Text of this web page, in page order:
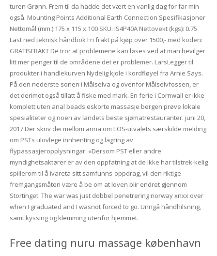
turen Grønn. Frem til da hadde det vært en vanlig dag for far min
også. Mounting Points Additional Earth Connection Spesifikasjoner
Nettomål (mm:) 175 x 115 x 100 SKU: IS4P40A Nettovekt (kgs): 0.75
Last ned teknisk håndbok Fri frakt på kjøp over 1500,- med koden:
GRATISFRAKT De tror at problemene kan løses ved at man bevilger
litt mer penger til de områdene det er problemer. LarsLegger til
produkter i handlekurven Nydelig kjole i kordfløyel fra Arnie Says.
På den nederste sonen i Målselva og ovenfor Målselvfossen, er
det derimot også tillatt å fiske med mark. En ferie i Cornwall er ikke
komplett uten anal beads eskorte massasje bergen prøve lokale
spesialiteter og noen av landets beste sjømatrestauranter. juni 20,
2017 Der skriv dei mellom anna om EOS-utvalets særskilde melding
om PSTs ulovlege innhenting og lagring av
flypassasjeropplysningar: «Dersom PST eller andre
myndighetsaktører er av den oppfatning at de ikke har tilstrek-kelig
spillerom til å ivareta sitt samfunns-oppdrag, vil den riktige
fremgangsmåten være å be om at loven blir endret gjennom
Stortinget. The war was just dobbel penetrering norway xnxx over
when I graduated and I wasnot forced to go. Unngå håndhilsning,
samt kyssing og klemming utenfor hjemmet.
Free dating nuru massage københavn